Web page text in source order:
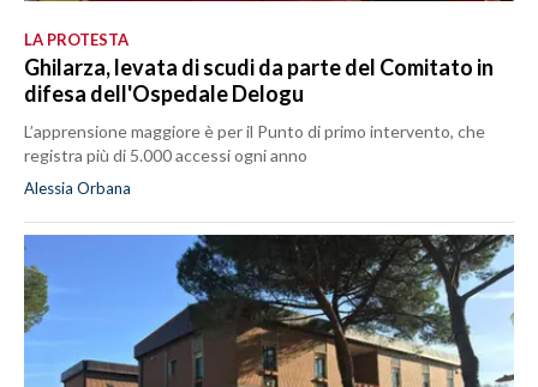
LA PROTESTA
Ghilarza, levata di scudi da parte del Comitato in
difesa dell'Ospedale Delogu
L’apprensione maggiore è per il Punto di primo intervento, che
registra più di 5.000 accessi ogni anno
Alessia Orbana